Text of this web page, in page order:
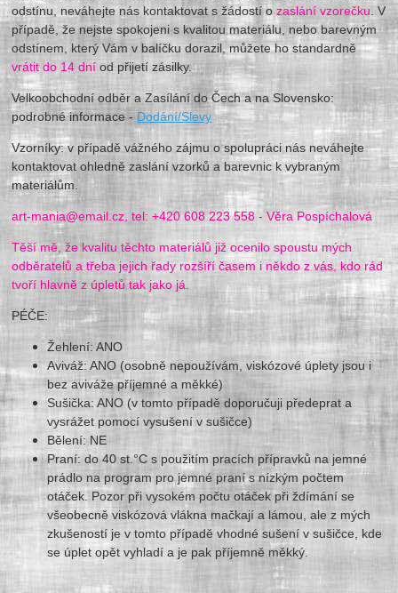
odstínu, neváhejte nás kontaktovat s žádostí ozaslání vzorečku . V
případě, že nejste spokojeni s kvalitou materiálu, nebo barevným
odstínem, který Vám v balíčku dorazil, můžete ho standardně
vrátit do 14 dní od přijetí zásilky.
Velkoobchodní odběr a Zasílání do Čech a na Slovensko:
podrobné informace - Dodání/Slevy
Vzorníky: v případě vážného zájmu o spolupráci nás neváhejte
kontaktovat ohledně zaslání vzorků a barevnic k vybraným
materiálům.
art-mania@email.cz, tel: +420 608 223 558 - Věra Pospíchalová
Těší mě, že kvalitu těchto materiálů již ocenilo spoustu mých
odběratelů a třeba jejich řady rozšíří časem i někdo z vás, kdo rád
tvoří hlavně z úpletů tak jako já.
PÉČE:
Žehlení: ANO
Aviváž: ANO (osobně nepoužívám, viskózové úplety jsou i
bez aviváže příjemné a měkké)
Sušička: ANO (v tomto případě doporučuji předeprat a
vysrážet pomocí vysušení v sušičce)
Bělení: NE
Praní: do 40 st.°C s použitím pracích přípravků na jemné
prádlo na program pro jemné praní s nízkým počtem
otáček. Pozor při vysokém počtu otáček při ždímání se
všeobecně viskózová vlákna mačkají a lámou, ale z mých
zkušeností je v tomto případě vhodné sušení v sušičce, kde
se úplet opět vyhladí a je pak příjemně měkký.